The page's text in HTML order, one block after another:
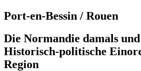
Port-en-Bessin / Rouen
Die Normandie damals
Historisch-politische
Region